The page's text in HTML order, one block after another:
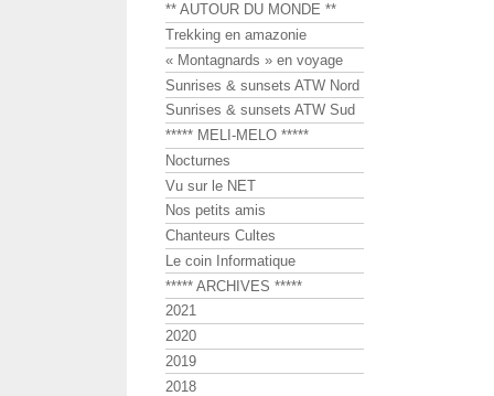
** AUTOUR DU MONDE **
Trekking en amazonie
« Montagnards » en voyage
Sunrises & sunsets ATW Nord
Sunrises & sunsets ATW Sud
***** MELI-MELO *****
Nocturnes
Vu sur le NET
Nos petits amis
Chanteurs Cultes
Le coin Informatique
***** ARCHIVES *****
2021
2020
2019
2018